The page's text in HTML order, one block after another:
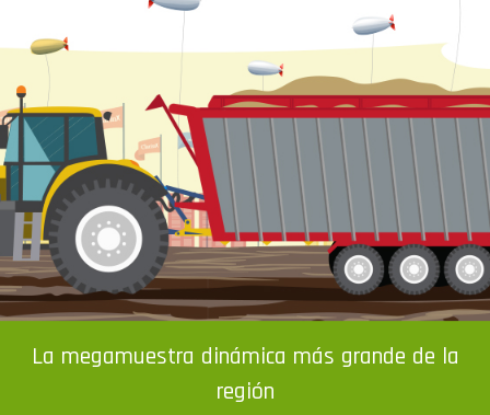
La megamuestra dinámica más grande de la
región